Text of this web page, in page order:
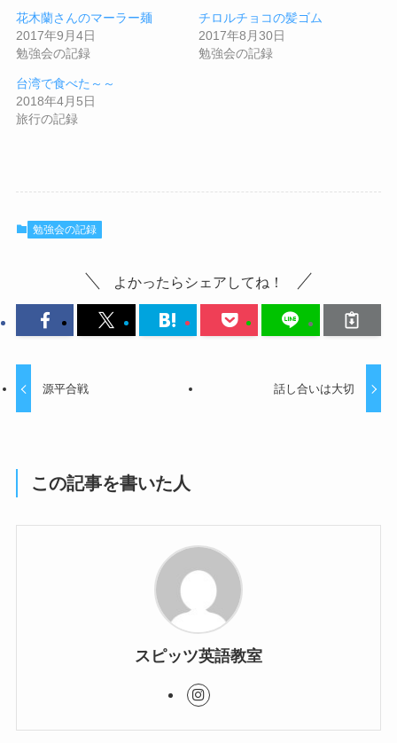
花木蘭さんのマーラー麺
2017年9月4日
勉強会の記録
チロルチョコの髪ゴム
2017年8月30日
勉強会の記録
台湾で食べた～～
2018年4月5日
旅行の記録
勉強会の記録
よかったらシェアしてね！
源平合戦 話し合いは大切
この記事を書いた人
スピッツ英語教室